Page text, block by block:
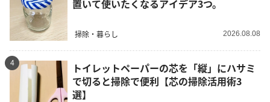
置いて使いたくなるアイデア3つ。
掃除・暮らし 2026.08.08
4
トイレットペーパーの芯を「縦」にハサミ
で切ると掃除で便利【芯の掃除活用術3
選】